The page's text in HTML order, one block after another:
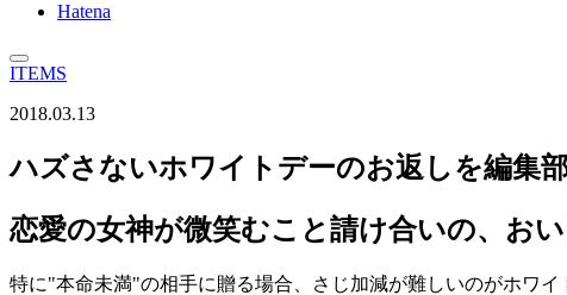
Hatena
ITEMS
2018.03.13
ハズさないホワイトデーのお返しを編集
恋愛の女神が微笑むこと請け合いの、お
特に"本命未満"の相手に贈る場合、さじ加減が難しいのがホワ